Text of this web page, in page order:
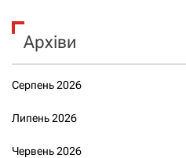
Архіви
Серпень 2026
Липень 2026
Червень 2026